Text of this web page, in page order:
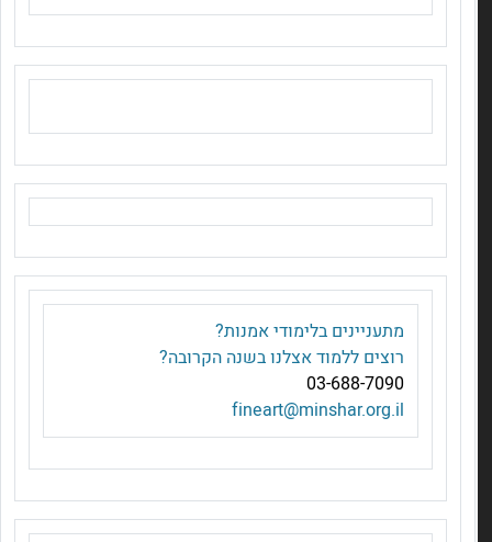
תעניינים בלימודי אמנות?
רוצים ללמוד אצלנו בשנה הקרובה?
03-688-7090
fineart@minshar.org.il